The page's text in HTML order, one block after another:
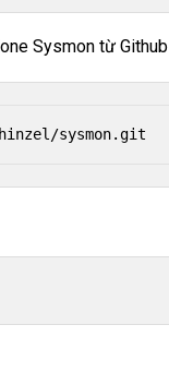
Sysmon từ
sysmon.git